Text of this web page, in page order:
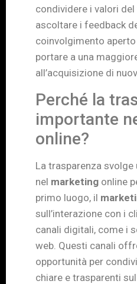
condividere i valori
ascoltare i feedback
coinvolgimento
portare a una
all’acquisizione di
Perché la
importante
online?
La trasparenza
nel marketing online
primo luogo, il
sull’interazione con i
canali digitali, come i
web. Questi canali
opportunità per
chiare e trasparenti